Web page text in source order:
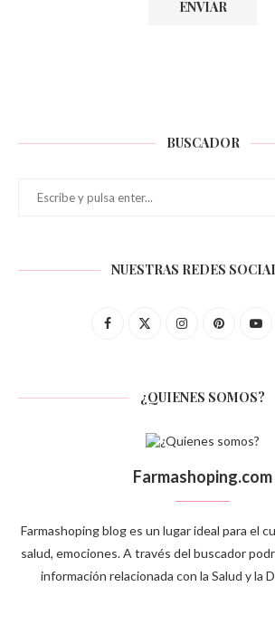
BUSCADOR
NUESTRAS REDES
¿QUIENES SOMOS?
Farmashoping.com
Farmashoping blog es un lugar ideal para el
salud, emociones. A través del buscador
información relacionada con la Salud y la